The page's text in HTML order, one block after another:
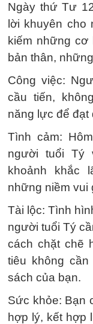
Ngày thứ Tư
lời khuyên cho
kiếm những cơ
bản thân,
Công việc:
cầu tiến,
năng lực để
Tình cảm:
người tuổi Tý
khoảnh khắc
những niềm vui
Tài lộc: Tình
người tuổi Tý
cách chặt chẽ
tiêu không
sách của bạn.
Sức khỏe: Bạn
hợp lý, kết hợp